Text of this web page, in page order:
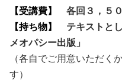
【受講費】
各回３，５
【持ち物】
テキストと
メオパシー出版」
（各自でご用意いただく
す）